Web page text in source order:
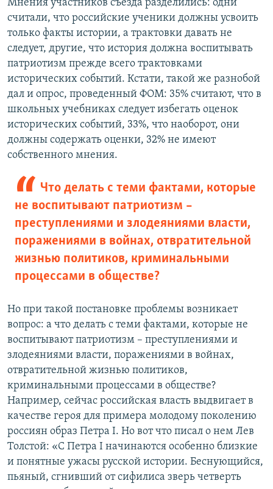
Мнения участников съезда разделились: одни
считали, что российские ученики должны усвоить
только факты истории, а трактовки давать не
следует, другие, что история должна воспитывать
патриотизм прежде всего трактовками
исторических событий. Кстати, такой же разнобой
дал и опрос, проведенный ФОМ: 35% считают, что в
школьных учебниках следует избегать оценок
исторических событий, 33%, что наоборот, они
должны содержать оценки, 32% не имеют
собственного мнения.
Что делать с теми фактами, которые
не воспитывают патриотизм –
преступлениями и злодеяниями власти,
поражениями в войнах, отвратительной
жизнью политиков, криминальными
процессами в обществе?
Но при такой постановке проблемы возникает
вопрос: а что делать с теми фактами, которые не
воспитывают патриотизм – преступлениями и
злодеяниями власти, поражениями в войнах,
отвратительной жизнью политиков,
криминальными процессами в обществе?
Например, сейчас российская власть выдвигает в
качестве героя для примера молодому поколению
россиян образ Петра І. Но вот что писал о нем Лев
Толстой: «С Петра I начинаются особенно близкие
и понятные ужасы русской истории. Беснующийся,
пьяный, сгнивший от сифилиса зверь четверть